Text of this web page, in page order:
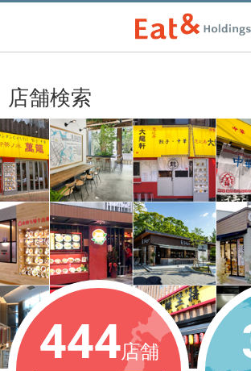
店舗検索
444店舗